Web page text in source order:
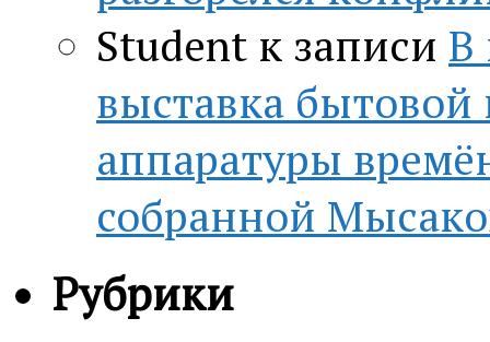
Student к записи В
выставка
аппаратуры
собранной
Рубрики